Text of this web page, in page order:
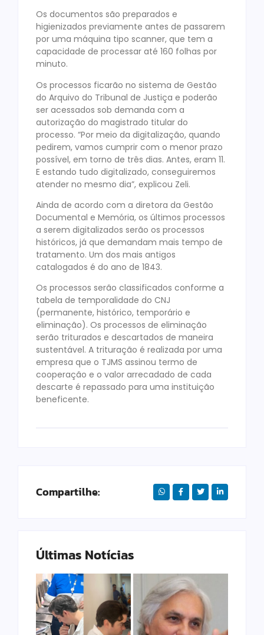
Os documentos são preparados e
higienizados previamente antes de passarem
por uma máquina tipo scanner, que tem a
capacidade de processar até 160 folhas por
minuto.
Os processos ficarão no sistema de Gestão
do Arquivo do Tribunal de Justiça e poderão
ser acessados sob demanda com a
autorização do magistrado titular do
processo. “Por meio da digitalização, quando
pedirem, vamos cumprir com o menor prazo
possível, em torno de três dias. Antes, eram 11.
E estando tudo digitalizado, conseguiremos
atender no mesmo dia”, explicou Zeli.
Ainda de acordo com a diretora da Gestão
Documental e Memória, os últimos processos
a serem digitalizados serão os processos
históricos, já que demandam mais tempo de
tratamento. Um dos mais antigos
catalogados é do ano de 1843.
Os processos serão classificados conforme a
tabela de temporalidade do CNJ
(permanente, histórico, temporário e
eliminação). Os processos de eliminação
serão triturados e descartados de maneira
sustentável. A trituração é realizada por uma
empresa que o TJMS assinou termo de
cooperação e o valor arrecadado de cada
descarte é repassado para uma instituição
beneficente.
Compartilhe:
Últimas Notícias